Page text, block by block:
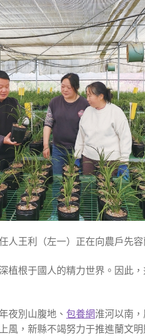
人王利（左一）正在向農戶先容
植根于國人的精力世界。因此
夜別山腹地、包養網淮河以南
風，新縣不竭努力于推進蘭文